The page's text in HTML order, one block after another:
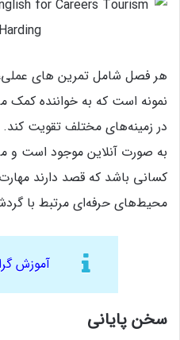
هر فصل شامل تمرین‌ های
نمونه است که به خواننده کمک
در زمینه‌های مختلف تقویت
به‌ صورت آنلاین موجود است و
کسانی باشد که قصد دارند
محیط‌های حرفه‌ای مرتبط با
آموزش
سخن پایانی